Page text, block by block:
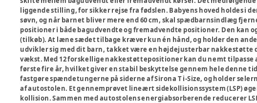
liggende stilling, for sikker rejse fra fødslen. Babyens hoved holdes i
søvn, og når barnet bliver mere end 60 cm, skal spædbarnsindlæg
positioner i både bagudvendte og fremadvendte positioner. Den kan
(tilkøb). At læne sædet tilbage kræver kun én hånd, og holder den
udvikler sig med dit barn, takket være en højdejusterbar nakkestøtte
vækst. Med 12 forskellige nakkestøttepositioner kan du nemt
første fire år, hvilket giver en stabil beskyttelse gennem hele denne
fastgøre spændetungerne på siderne af Sirona T i-Size, og holder
af autostolen. Et gennemprøvet lineært sidekollisionssystem (LSP)
kollision. Sammen med autostolens energiabsorberende reducerer